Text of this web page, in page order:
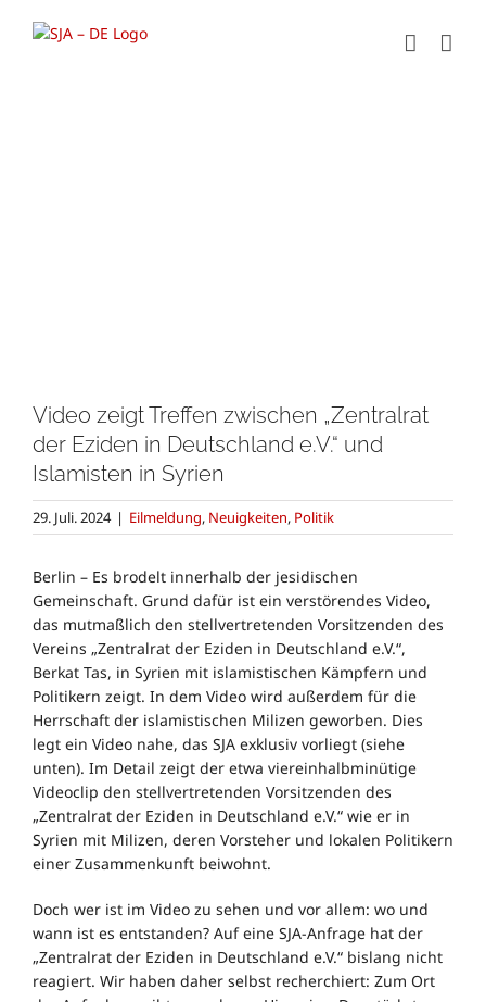
Inhalt
Video zeigt Treffen zwischen „Zentralrat
der Eziden in Deutschland e.V.“ und
Islamisten in Syrien
29. Juli. 2024 | Eilmeldung, Neuigkeiten, Politik
Berlin – Es brodelt innerhalb der jesidischen
Gemeinschaft. Grund dafür ist ein verstörendes Video,
das mutmaßlich den stellvertretenden Vorsitzenden des
Vereins „Zentralrat der Eziden in Deutschland e.V.“,
Berkat Tas, in Syrien mit islamistischen Kämpfern und
Politikern zeigt. In dem Video wird außerdem für die
Herrschaft der islamistischen Milizen geworben. Dies
legt ein Video nahe, das SJA exklusiv vorliegt (siehe
unten). Im Detail zeigt der etwa viereinhalbminütige
Videoclip den stellvertretenden Vorsitzenden des
„Zentralrat der Eziden in Deutschland e.V.“ wie er in
Syrien mit Milizen, deren Vorsteher und lokalen Politikern
einer Zusammenkunft beiwohnt.
Doch wer ist im Video zu sehen und vor allem: wo und
wann ist es entstanden? Auf eine SJA-Anfrage hat der
„Zentralrat der Eziden in Deutschland e.V.“ bislang nicht
reagiert. Wir haben daher selbst recherchiert: Zum Ort